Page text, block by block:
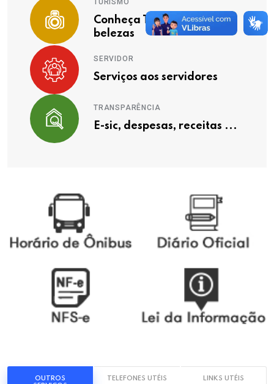
Conheça Timóteo e suas
belezas
SERVIDOR
Serviços aos servidores
TRANSPARÊNCIA
E-sic, despesas, receitas ...
OUTROS
TELEFONES UTÉIS LINKS UTÉIS